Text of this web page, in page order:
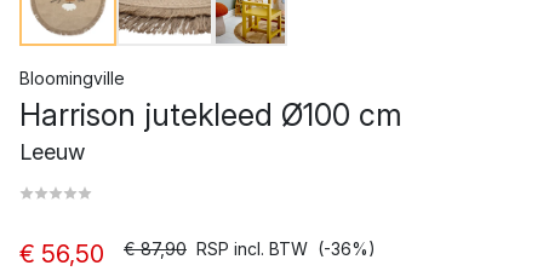
Bloomingville
Harrison jutekleed Ø100 cm
Leeuw
€ 56,50 € 87,90 RSP incl. BTW (-36%)